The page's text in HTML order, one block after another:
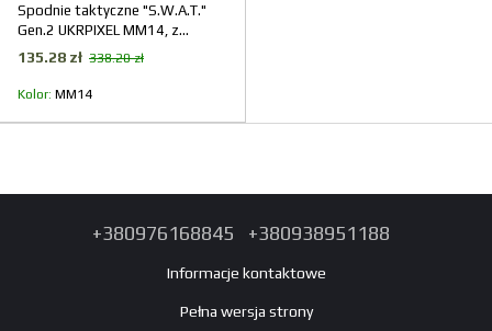
Spodnie taktyczne "S.W.A.T."
Gen.2 UKRPIXEL MM14, z
paskiem (Rip-Stop)
135.28 zł 338.20 zł
Kolor ММ14
+380976168845 +380938951188
Informacje kontaktowe
Pełna wersja strony